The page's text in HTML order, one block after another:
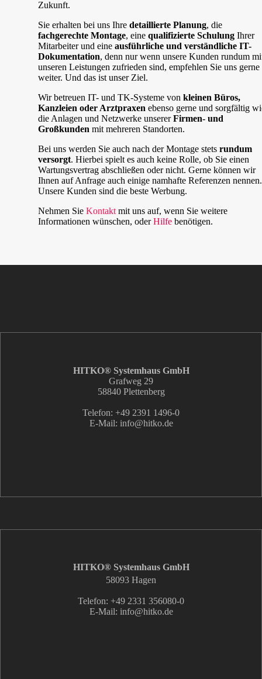
Zukunft.
Sie erhalten bei uns Ihre detaillierte Planung, die
fachgerechte Montage, eine qualifizierte Schulung Ihrer
Mitarbeiter und eine ausführliche und verständliche IT-
Dokumentation, denn nur wenn unsere Kunden rundum
unseren Leistungen zufrieden sind, empfehlen Sie uns gerne
weiter. Und das ist unser Ziel.
Wir betreuen IT- und TK-Systeme von kleinen Büros,
Kanzleien oder Arztpraxen ebenso gerne und sorgfältig
die Anlagen und Netzwerke unsererFirmen- und
Großkunden mit mehreren Standorten.
Bei uns werden Sie auch nach der Montage stets rundum
versorgt. Hierbei spielt es auch keine Rolle, ob Sie einen
Wartungsvertrag abschließen oder nicht. Gerne können wir
Ihnen auf Anfrage auch einige namhafte Referenzen nennen.
Unsere Kunden sind die beste Werbung.
Nehmen Sie Kontakt mit uns auf, wenn Sie weitere
Informationen wünschen, oderHilfe benötigen.
HITKO® Systemhaus GmbH
Grafweg 29
58840 Plettenberg
Telefon: +49 2391 1496-0
E-Mail: info@hitko.de
HITKO® Systemhaus GmbH
58093 Hagen
Telefon: +49 2331 356080-0
E-Mail: info@hitko.de